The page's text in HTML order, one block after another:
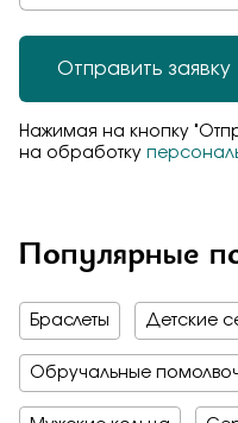
Отправить заявку
Нажимая на кнопку
на обработку
Популярные
Браслеты Детские
Обручальные